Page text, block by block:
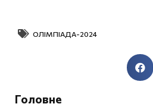
ОЛІМПІАДА-2024
Головне